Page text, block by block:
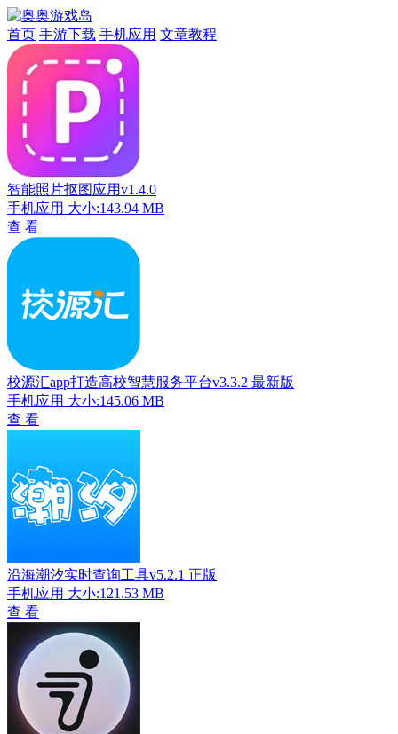
首页 手游下载 手机应用 文章教程
智能照片抠图应用v1.4.0
手机应用 大小:143.94 MB
查 看
校源汇app打造高校智慧服务平台v3.3.2 最新版
手机应用 大小:145.06 MB
查 看
沿海潮汐实时查询工具v5.2.1 正版
手机应用 大小:121.53 MB
查 看